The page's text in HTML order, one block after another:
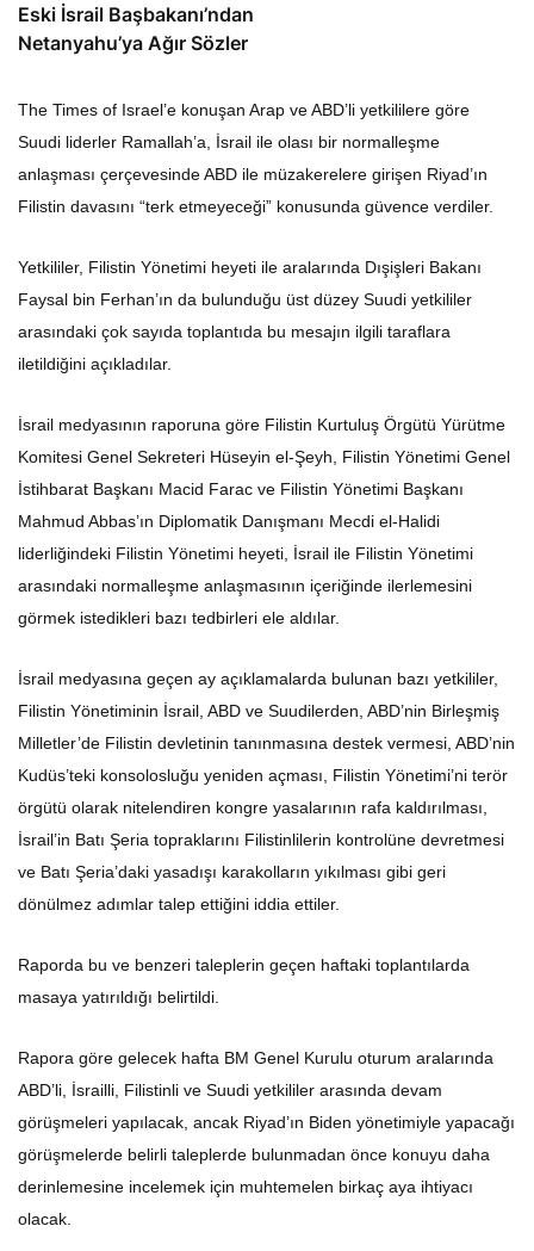
Eski İsrail Başbakanı’ndan
Netanyahu’ya Ağır Sözler
The Times of Israel’e konuşan Arap ve ABD’li yetkililere göre
Suudi liderler Ramallah’a, İsrail ile olası bir normalleşme
anlaşması çerçevesinde ABD ile müzakerelere girişen Riyad’ın
Filistin davasını “terk etmeyeceği” konusunda güvence verdiler.
Yetkililer, Filistin Yönetimi heyeti ile aralarında Dışişleri Bakanı
Faysal bin Ferhan’ın da bulunduğu üst düzey Suudi yetkililer
arasındaki çok sayıda toplantıda bu mesajın ilgili taraflara
iletildiğini açıkladılar.
İsrail medyasının raporuna göre Filistin Kurtuluş Örgütü Yürütme
Komitesi Genel Sekreteri Hüseyin el-Şeyh, Filistin Yönetimi Genel
İstihbarat Başkanı Macid Farac ve Filistin Yönetimi Başkanı
Mahmud Abbas’ın Diplomatik Danışmanı Mecdi el-Halidi
liderliğindeki Filistin Yönetimi heyeti, İsrail ile Filistin Yönetimi
arasındaki normalleşme anlaşmasının içeriğinde ilerlemesini
görmek istedikleri bazı tedbirleri ele aldılar.
İsrail medyasına geçen ay açıklamalarda bulunan bazı yetkililer,
Filistin Yönetiminin İsrail, ABD ve Suudilerden, ABD’nin Birleşmiş
Milletler’de Filistin devletinin tanınmasına destek vermesi, ABD’nin
Kudüs’teki konsolosluğu yeniden açması, Filistin Yönetimi’ni terör
örgütü olarak nitelendiren kongre yasalarının rafa kaldırılması,
İsrail’in Batı Şeria topraklarını Filistinlilerin kontrolüne devretmesi
ve Batı Şeria’daki yasadışı karakolların yıkılması gibi geri
dönülmez adımlar talep ettiğini iddia ettiler.
Raporda bu ve benzeri taleplerin geçen haftaki toplantılarda
masaya yatırıldığı belirtildi.
Rapora göre gelecek hafta BM Genel Kurulu oturum aralarında
ABD’li, İsrailli, Filistinli ve Suudi yetkililer arasında devam
görüşmeleri yapılacak, ancak Riyad’ın Biden yönetimiyle yapacağı
görüşmelerde belirli taleplerde bulunmadan önce konuyu daha
derinlemesine incelemek için muhtemelen birkaç aya ihtiyacı
olacak.